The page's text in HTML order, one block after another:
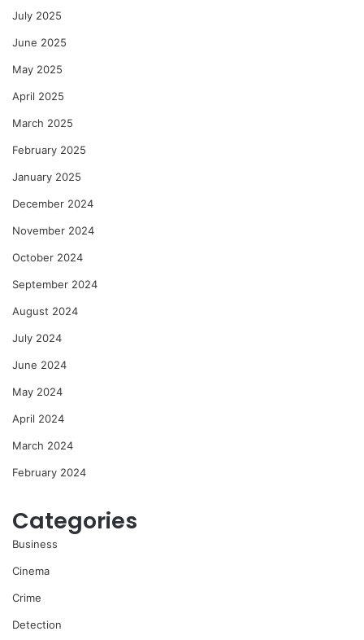
July 2025
June 2025
May 2025
April 2025
March 2025
February 2025
January 2025
December 2024
November 2024
October 2024
September 2024
August 2024
July 2024
June 2024
May 2024
April 2024
March 2024
February 2024
Categories
Business
Cinema
Crime
Detection